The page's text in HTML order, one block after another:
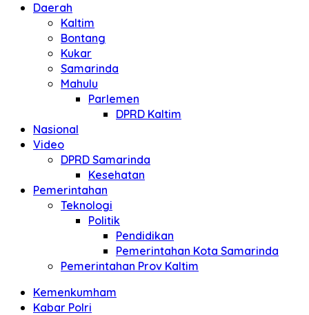
Daerah
Kaltim
Bontang
Kukar
Samarinda
Mahulu
Parlemen
DPRD Kaltim
Nasional
Video
DPRD Samarinda
Kesehatan
Pemerintahan
Teknologi
Politik
Pendidikan
Pemerintahan Kota Samarinda
Pemerintahan Prov Kaltim
Kemenkumham
Kabar Polri